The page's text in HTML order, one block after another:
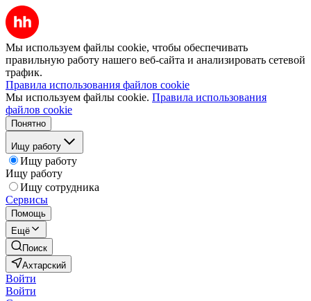
Мы используем файлы cookie, чтобы обеспечивать
правильную работу нашего веб-сайта и анализировать сетевой
трафик.
Правила использования файлов cookie
Мы используем файлы cookie. Правила использования
файлов cookie
Понятно
Ищу работу
Ищу работу
Ищу работу
Ищу сотрудника
Сервисы
Помощь
Ещё
Поиск
Ахтарский
Войти
Войти